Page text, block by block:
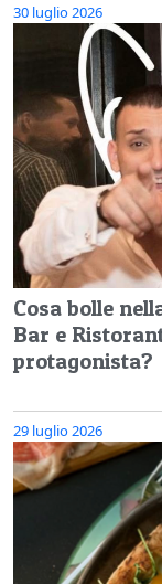
30 luglio 2026
Cosa bolle
Bar e
protagonista?
29 luglio 2026